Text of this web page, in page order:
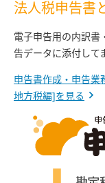
法人税申告書
電子申告用の内訳書
告データに添付して
申告書作成・申告
地方税編]を見る